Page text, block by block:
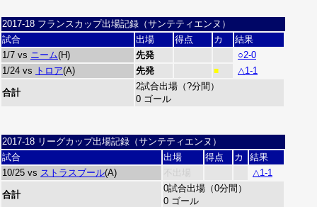
2017-18 フランスカップ出場記録（サンテティエンヌ）
試合
出場 得点 カ
結果
1/7 vs ニーム(H) 先発
○2-0
1/24 vs トロア(A) 先発 ■ △1-1
合計
2試合出場（?分間）
0 ゴール
2017-18 リーグカップ出場記録（サンテティエンヌ）
試合
出場 得点 カ
結果
10/25 vs ストラスブール(A) 不出場 △1-1
合計
0試合出場（0分間）
0 ゴール